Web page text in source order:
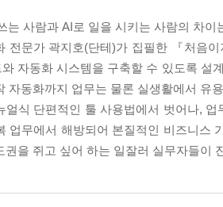
는 사람과 AI로 일을 시키는 사람의 차이
전문가 곽지호(단테)가 집필한 『처음
자동화 시스템을 구축할 수 있도록 설
자동화까지 업무는 물론 실생활에서 유
얼식 단편적인 툴 사용법에서 벗어나,
업무에서 해방되어 본질적인 비즈니스
권을 쥐고 싶어 하는 일잘러 실무자들이